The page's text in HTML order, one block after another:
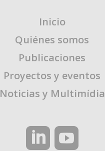
Inicio
Quiénes somos
Publicaciones
Proyectos y eventos
Noticias y Multimídia